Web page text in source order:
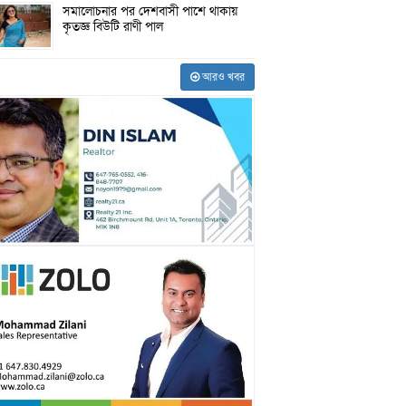
সমালোচনার পর দেশবাসী পাশে থাকায়
কৃতজ্ঞ বিউটি রাণী পাল
আরও খবর